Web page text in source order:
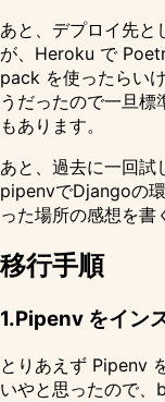
あと、デプロイ先
が、Heroku で
pack を使ったらい
うだったので一旦
もあります。
あと、過去に一回試
pipenvでDjangoの
った場所の感想を書
移行手順
1.Pipenv をイン
とりあえず Pipenv
いやと思ったので、